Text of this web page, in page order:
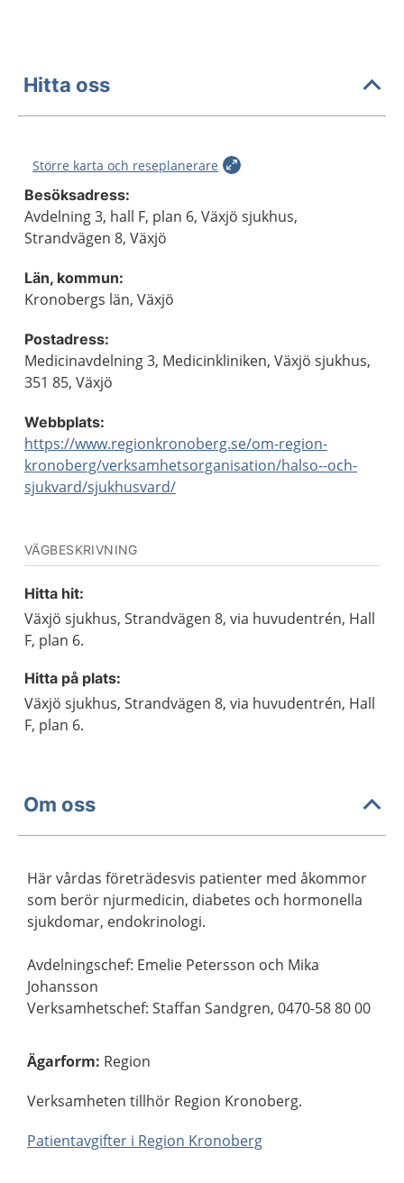
Hitta oss
Större karta och reseplanerare
Besöksadress:
Avdelning 3, hall F, plan 6, Växjö sjukhus,
Strandvägen 8, Växjö
Län, kommun:
Kronobergs län, Växjö
Postadress:
Medicinavdelning 3, Medicinkliniken, Växjö sjukhus,
351 85, Växjö
Webbplats:
https://www.regionkronoberg.se/om-region-
kronoberg/verksamhetsorganisation/halso--och-
sjukvard/sjukhusvard/
VÄGBESKRIVNING
Hitta hit:
Växjö sjukhus, Strandvägen 8, via huvudentrén, Hall
F, plan 6.
Hitta på plats:
Växjö sjukhus, Strandvägen 8, via huvudentrén, Hall
F, plan 6.
Om oss
Här vårdas företrädesvis patienter med åkommor
som berör njurmedicin, diabetes och hormonella
sjukdomar, endokrinologi.
Avdelningschef: Emelie Petersson och Mika
Johansson
Verksamhetschef: Staffan Sandgren, 0470-58 80 00
Ägarform: Region
Verksamheten tillhör Region Kronoberg.
Patientavgifter i Region Kronoberg